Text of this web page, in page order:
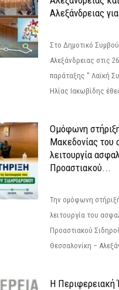
Αλεξάνδρειας
Στο Δημοτικό
Αλεξάνδρειας στις
παράταξης " Λαϊκή
Ηλίας Ιακωβίδης
Ομόφωνη
Μακεδονίας του
λειτουργία
Προαστιακού...
Την ομόφωνη
λειτουργία του
Προαστιακού
Θεσσαλονίκη –
Η